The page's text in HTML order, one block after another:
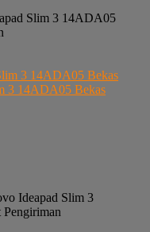
Slim 3 14ADA05
3 14ADA05 Bekas
Ideapad Slim 3